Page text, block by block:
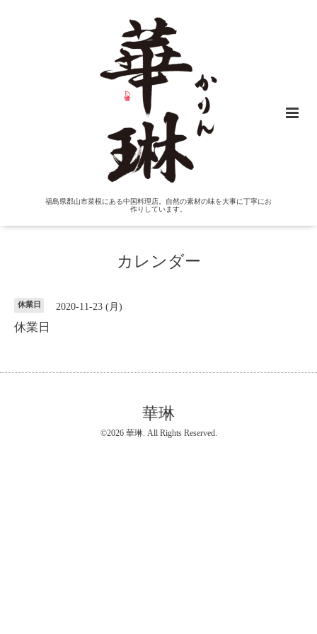
福島県郡山市菜根にある中国料理店。自然の素材の味を大事に丁寧にお
作りしています。
カレンダー
休業日 2020-11-23 (月)
休業日
華琳
©2026 華琳. All Rights Reserved.